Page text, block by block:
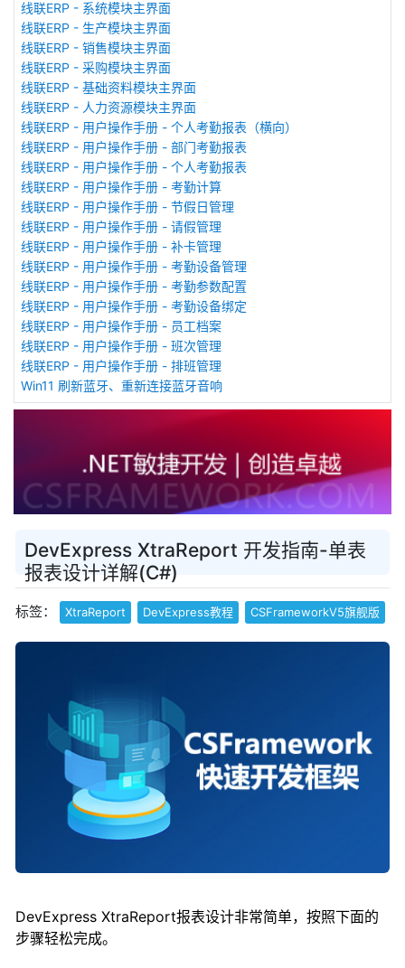
线联ERP - 系统模块主界面
线联ERP - 生产模块主界面
线联ERP - 销售模块主界面
线联ERP - 采购模块主界面
线联ERP - 基础资料模块主界面
线联ERP - 人力资源模块主界面
线联ERP - 用户操作手册 - 个人考勤报表（横向）
线联ERP - 用户操作手册 - 部门考勤报表
线联ERP - 用户操作手册 - 个人考勤报表
线联ERP - 用户操作手册 - 考勤计算
线联ERP - 用户操作手册 - 节假日管理
线联ERP - 用户操作手册 - 请假管理
线联ERP - 用户操作手册 - 补卡管理
线联ERP - 用户操作手册 - 考勤设备管理
线联ERP - 用户操作手册 - 考勤参数配置
线联ERP - 用户操作手册 - 考勤设备绑定
线联ERP - 用户操作手册 - 员工档案
线联ERP - 用户操作手册 - 班次管理
线联ERP - 用户操作手册 - 排班管理
Win11 刷新蓝牙、重新连接蓝牙音响
DevExpress XtraReport 开发指南-单表
报表设计详解(C#)
标签： XtraReport DevExpress教程 CSFrameworkV5旗舰版
DevExpress XtraReport报表设计非常简单，按照下面的
步骤轻松完成。